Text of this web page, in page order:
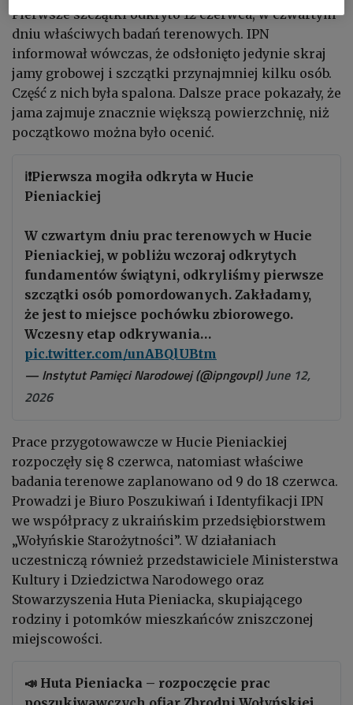
Pierwsze szczątki odkryto 12 czerwca, w czwartym
dniu właściwych badań terenowych. IPN
informował wówczas, że odsłonięto jedynie skraj
jamy grobowej i szczątki przynajmniej kilku osób.
Część z nich była spalona. Dalsze prace pokazały, że
jama zajmuje znacznie większą powierzchnię, niż
początkowo można było ocenić.
ℹ️❗️Pierwsza mogiła odkryta w Hucie
Pieniackiej
W czwartym dniu prac terenowych w Hucie
Pieniackiej, w pobliżu wczoraj odkrytych
fundamentów świątyni, odkryliśmy pierwsze
szczątki osób pomordowanych. Zakładamy,
że jest to miejsce pochówku zbiorowego.
Wczesny etap odkrywania…
pic.twitter.com/unABQlUBtm
— Instytut Pamięci Narodowej (@ipngovpl)June 12,
2026
Prace przygotowawcze w Hucie Pieniackiej
rozpoczęły się 8 czerwca, natomiast właściwe
badania terenowe zaplanowano od 9 do 18 czerwca.
Prowadzi je Biuro Poszukiwań i Identyfikacji IPN
we współpracy z ukraińskim przedsiębiorstwem
„Wołyńskie Starożytności”. W działaniach
uczestniczą również przedstawiciele Ministerstwa
Kultury i Dziedzictwa Narodowego oraz
Stowarzyszenia Huta Pieniacka, skupiającego
rodziny i potomków mieszkańców zniszczonej
miejscowości.
📣 Huta Pieniacka – rozpoczęcie prac